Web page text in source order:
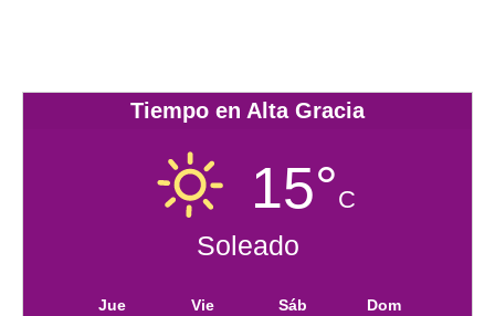
Tiempo en Alta Gracia
15°C
Soleado
Jue Vie Sáb Dom